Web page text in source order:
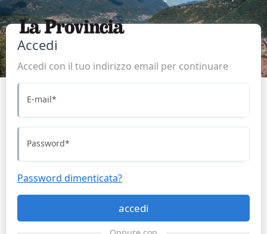
Accedi
Accedi con il tuo indirizzo email per continuare
E-mail*
Password*
Password dimenticata?
accedi